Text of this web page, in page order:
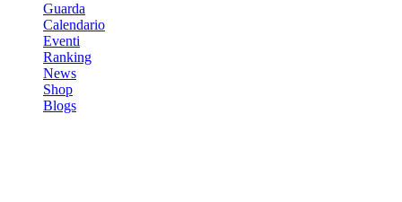
Guarda
Calendario
Eventi
Ranking
News
Shop
Blogs